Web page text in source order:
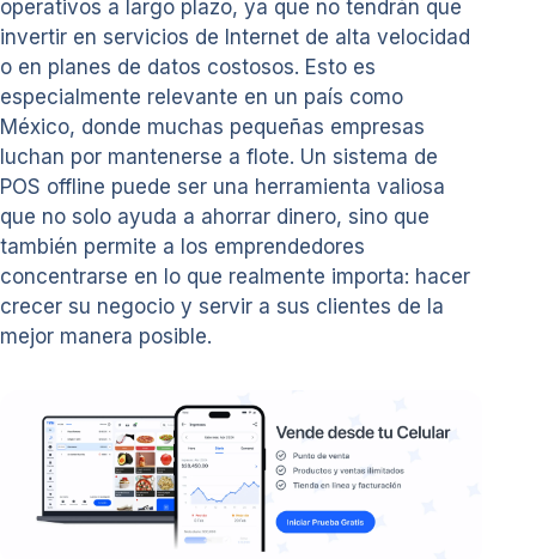
operativos a largo plazo, ya que no tendrán que
invertir en servicios de Internet de alta velocidad
o en planes de datos costosos. Esto es
especialmente relevante en un país como
México, donde muchas pequeñas empresas
luchan por mantenerse a flote. Un sistema de
POS offline puede ser una herramienta valiosa
que no solo ayuda a ahorrar dinero, sino que
también permite a los emprendedores
concentrarse en lo que realmente importa: hacer
crecer su negocio y servir a sus clientes de la
mejor manera posible.